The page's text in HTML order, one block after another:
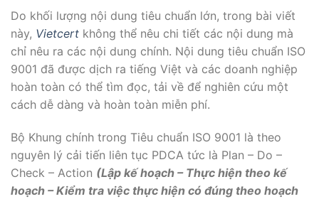
Do khối lượng nội dung tiêu chuẩn lớn, trong bài viết
này, Vietcert không thể nêu chi tiết các nội dung mà
chỉ nêu ra các nội dung chính. Nội dung tiêu chuẩn ISO
9001 đã được dịch ra tiếng Việt và các doanh nghiệp
hoàn toàn có thể tìm đọc, tải về để nghiên cứu một
cách dễ dàng và hoàn toàn miễn phí.
Bộ Khung chính trong Tiêu chuẩn ISO 9001 là theo
nguyên lý cải tiến liên tục PDCA tức là Plan – Do –
Check – Action (Lập kế hoạch – Thực hiện theo kế
hoạch – Kiểm tra việc thực hiện có đúng theo hoạch